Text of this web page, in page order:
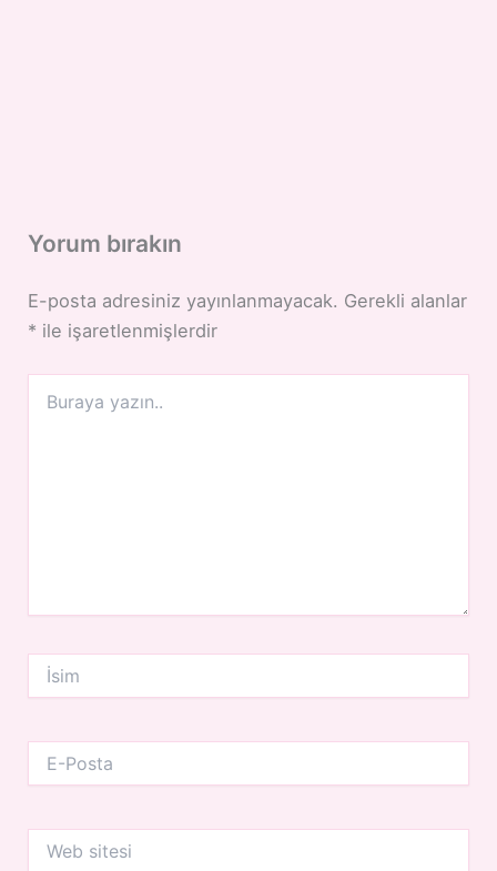
Yorum bırakın
E-posta adresiniz yayınlanmayacak. Gerekli alanlar
* ile işaretlenmişlerdir
yazın..
İsim
Posta
sitesi